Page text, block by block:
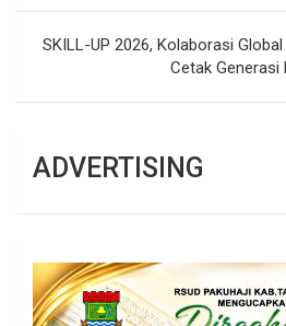
SKILL-UP 2026, Kolaborasi
Cetak Generasi
ADVERTISING